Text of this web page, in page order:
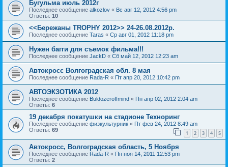
Бугульма июль 2012г
Последнее сообщение alkozlov « Вс авг 12, 2012 4:56 pm
Ответы: 10
<<Бережаны TROPHY 2012>> 24-26.08.2012р.
Последнее сообщение Taras « Ср авг 01, 2012 11:18 pm
Нужен багги для съемок фильма!!!
Последнее сообщение JackD « Сб май 12, 2012 12:23 am
Автокросс Волгоградская обл. 8 мая
Последнее сообщение Rada-R « Пт апр 20, 2012 10:42 pm
АВТОЭКЗОТИКА 2012
Последнее сообщение Buldozeroffmind « Пн апр 02, 2012 2:04 am
Ответы: 6
19 декабря покатушки на стадионе Техноринг
Последнее сообщение физкультурник « Пт фев 24, 2012 8:49 am
Ответы: 69 1 2 3 4 5
Автокросс, Волгоградская область, 5 Ноября
Последнее сообщение Rada-R « Пн ноя 14, 2011 12:53 pm
Ответы: 2